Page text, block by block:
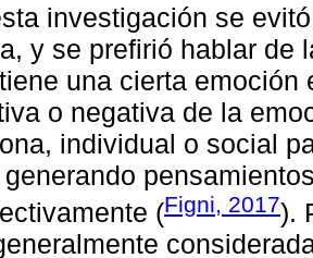
investigación se
y se prefirió hablar de
una cierta
o negativa de la
individual o social
(Figni, 2017).